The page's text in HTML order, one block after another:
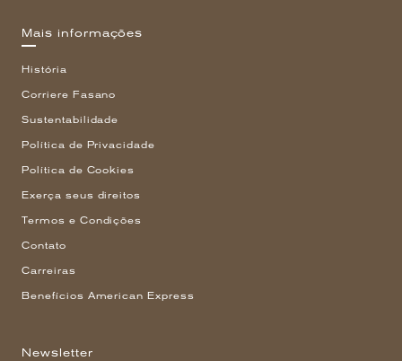
Mais informações
História
Corriere Fasano
Sustentabilidade
Política de Privacidade
Política de Cookies
Exerça seus direitos
Termos e Condições
Contato
Carreiras
Benefícios American Express
Newsletter